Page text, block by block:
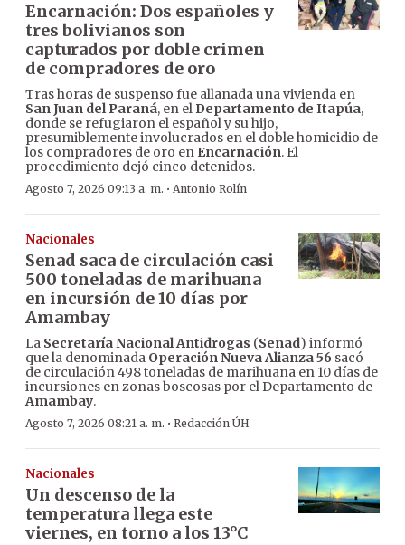
Encarnación: Dos españoles y
tres bolivianos son
capturados por doble crimen
de compradores de oro
Tras horas de suspenso fue allanada una vivienda en
San Juan del Paraná, en el Departamento de Itapúa,
donde se refugiaron el español y su hijo,
presumiblemente involucrados en el doble homicidio de
los compradores de oro en Encarnación. El
procedimiento dejó cinco detenidos.
Agosto 7, 2026 09:13 a. m. · Antonio Rolín
Nacionales
Senad saca de circulación casi
500 toneladas de marihuana
en incursión de 10 días por
Amambay
La Secretaría Nacional Antidrogas (Senad) informó
que la denominada Operación Nueva Alianza 56 sacó
de circulación 498 toneladas de marihuana en 10 días de
incursiones en zonas boscosas por el Departamento de
Amambay.
Agosto 7, 2026 08:21 a. m. · Redacción ÚH
Nacionales
Un descenso de la
temperatura llega este
viernes, en torno a los 13°C